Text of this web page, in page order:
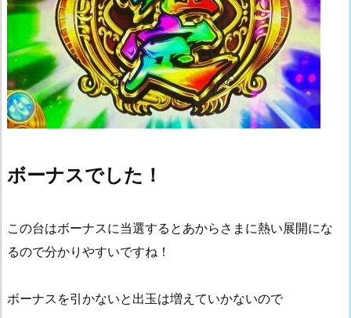
ボーナスでした！
この台はボーナスに当選するとあからさまに熱い展開にな
るので分かりやすいですね！
ボーナスを引かないと出玉は増えていかないので